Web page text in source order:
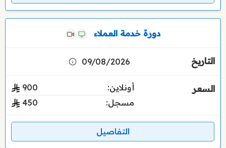
دورة خدمة العملاء
09/08/2026
أونلاين:
900
مسجل:
450
التفاصيل